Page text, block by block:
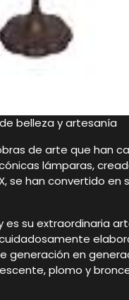
belleza y artesanía
de arte que han
lámparas,
se han convertido en
su extraordinaria
generación en
plomo y